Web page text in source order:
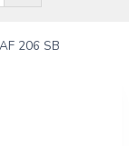
206 SB